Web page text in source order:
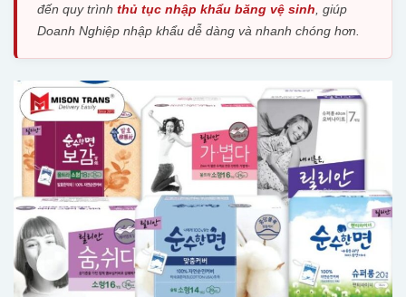
đến quy trình thủ tục nhập khẩu băng vệ sinh , giúp
Doanh Nghiệp nhập khẩu dễ dàng và nhanh chóng hơn.